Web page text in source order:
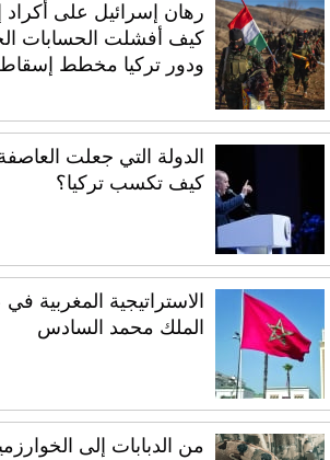
رهان إسرائيل على أكراد
كيف أفشلت الحسابات
ودور تركيا مخطط إسقاط
الدولة التي جعلت
كيف تكسب تركيا؟
الاستراتيجية المغربية
الملك محمد السادس
من الدبابات إلى